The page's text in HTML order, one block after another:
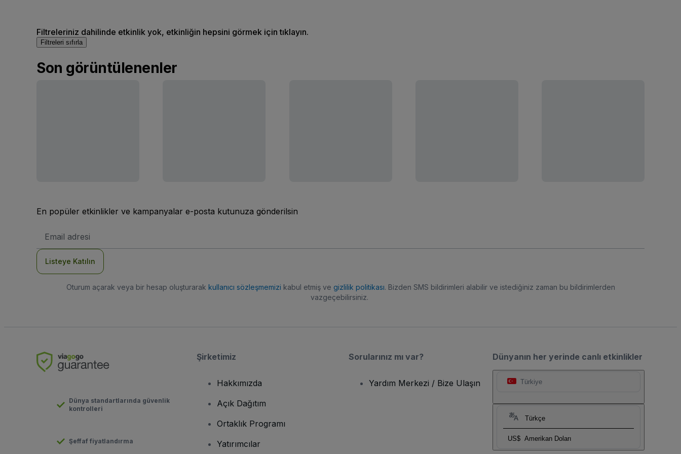
Filtreleriniz dahilinde etkinlik yok, etkinliğin hepsini görmek için tıklayın.
Filtreleri sıfırla
Son görüntülenenler
En popüler etkinlikler ve kampanyalar e-posta kutunuza gönderilsin
posta
Listeye Katılın
Oturum açarak veya bir hesap oluşturarak kullanıcı sözleşmemizi kabul etmiş ve gizlilik politikası. Bizden SMS bildirimleri alabilir ve istediğiniz zaman bu bildirimlerden
vazgeçebilirsiniz.
Dünyanın her yerinde canlı etkinlikler
Türkiye
Türkçe
US$ Amerikan Doları
Dünya standartlarında güvenlik
kontrolleri
Şeffaf fiyatlandırma
Şirketimiz
Hakkımızda
Açık Dağıtım
Ortaklık Programı
Yatırımcılar
Sorularınız mı var?
Yardım Merkezi / Bize Ulaşın